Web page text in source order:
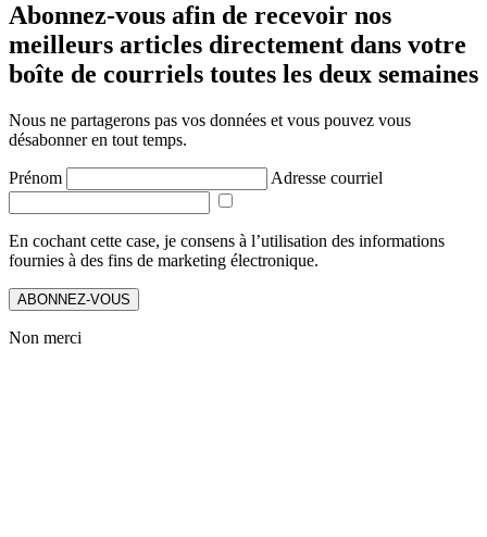
Abonnez-vous afin de recevoir nos
meilleurs articles directement dans votre
boîte de courriels toutes les deux semaines
Nous ne partagerons pas vos données et vous pouvez vous
désabonner en tout temps.
Prénom Adresse courriel
En cochant cette case, je consens à l’utilisation des informations
fournies à des fins de marketing électronique.
ABONNEZ-VOUS
Non merci